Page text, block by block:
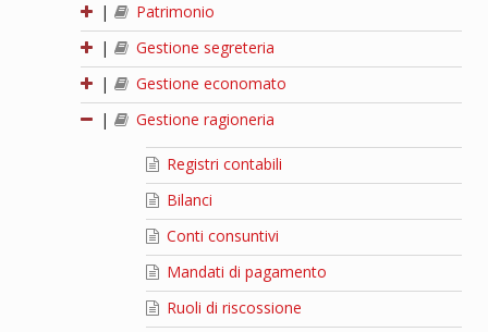
|
Patrimonio
|
Gestione segreteria
|
Gestione economato
|
Gestione ragioneria
Registri contabili
Bilanci
Conti consuntivi
Mandati di pagamento
Ruoli di riscossione